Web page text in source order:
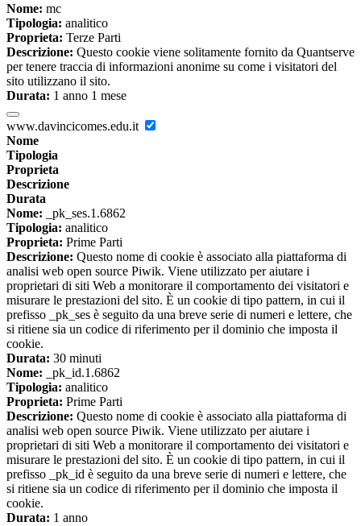
Nome: mc
Tipologia: analitico
Proprieta: Terze Parti
Descrizione: Questo cookie viene solitamente fornito da Quantserve
per tenere traccia di informazioni anonime su come i visitatori del
sito utilizzano il sito.
Durata: 1 anno 1 mese
www.davincicomes.edu.it
Nome
Tipologia
Proprieta
Descrizione
Durata
Nome: _pk_ses.1.6862
Tipologia: analitico
Proprieta: Prime Parti
Descrizione: Questo nome di cookie è associato alla piattaforma di
analisi web open source Piwik. Viene utilizzato per aiutare i
proprietari di siti Web a monitorare il comportamento dei visitatori e
misurare le prestazioni del sito. È un cookie di tipo pattern, in cui il
prefisso _pk_ses è seguito da una breve serie di numeri e lettere, che
si ritiene sia un codice di riferimento per il dominio che imposta il
cookie.
Durata: 30 minuti
Nome: _pk_id.1.6862
Tipologia: analitico
Proprieta: Prime Parti
Descrizione: Questo nome di cookie è associato alla piattaforma di
analisi web open source Piwik. Viene utilizzato per aiutare i
proprietari di siti Web a monitorare il comportamento dei visitatori e
misurare le prestazioni del sito. È un cookie di tipo pattern, in cui il
prefisso _pk_id è seguito da una breve serie di numeri e lettere, che
si ritiene sia un codice di riferimento per il dominio che imposta il
cookie.
Durata: 1 anno